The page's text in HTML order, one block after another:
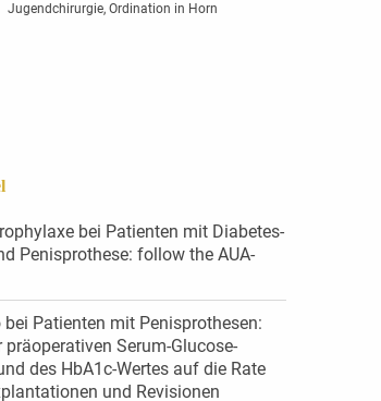
Jugendchirurgie, Ordination in Horn
bei Patienten mit Diabetes-
Penisprothese: follow the AUA-
bei Patienten mit Penisprothesen:
Serum-Glucose-
des HbA1c-Wertes auf die Rate
und Revisionen